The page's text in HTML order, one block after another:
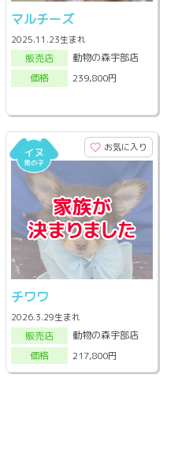
マルチーズ
2025.11.23生まれ
販売店
動物の森宇部店
価格
239,800円
お気に入り
チワワ
2026.3.29生まれ
販売店
動物の森宇部店
価格
217,800円